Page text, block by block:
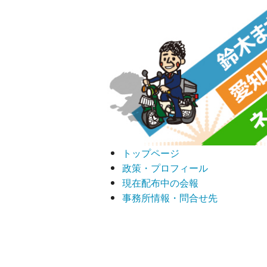
トップページ
政策・プロフィール
現在配布中の会報
事務所情報・問合せ先